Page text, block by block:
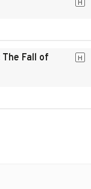
H
Fall of
H